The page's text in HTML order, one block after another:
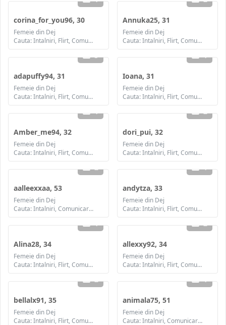
corina_for_you96, 30
Femeie din Dej
Cauta: Intalniri, Flirt, Comunicare / chat, Prietenie, Casatorie
Annuka25, 31
Femeie din Dej
Cauta: Intalniri, Flirt, Comunicare / chat, Prietenie, Casatorie
3
adapuffy94, 31
Femeie din Dej
Cauta: Intalniri, Flirt, Comunicare / chat, Prietenie, Casatorie
1
Ioana, 31
Femeie din Dej
Cauta: Intalniri, Flirt, Comunicare / chat, Prietenie, Casatorie
1
Amber_me94, 32
Femeie din Dej
Cauta: Intalniri, Flirt, Comunicare / chat, Prietenie, Casatorie
2
dori_pui, 32
Femeie din Dej
Cauta: Intalniri, Flirt, Comunicare / chat, Prietenie, Casatorie
2
aalleexxaa, 53
Femeie din Dej
Cauta: Intalniri, Comunicare / chat, Prietenie
1
andytza, 33
Femeie din Dej
Cauta: Intalniri, Flirt, Comunicare / chat, Prietenie, Casatorie
1
Alina28, 34
Femeie din Dej
Cauta: Intalniri, Flirt, Comunicare / chat, Prietenie, Casatorie
2
allexxy92, 34
Femeie din Dej
Cauta: Intalniri, Flirt, Comunicare / chat, Prietenie, Casatorie
2
bellalx91, 35
Femeie din Dej
Cauta: Intalniri, Flirt, Comunicare / chat, Prietenie, Casatorie
1
animala75, 51
Femeie din Dej
Cauta: Intalniri, Comunicare / chat, Prietenie, Casatorie